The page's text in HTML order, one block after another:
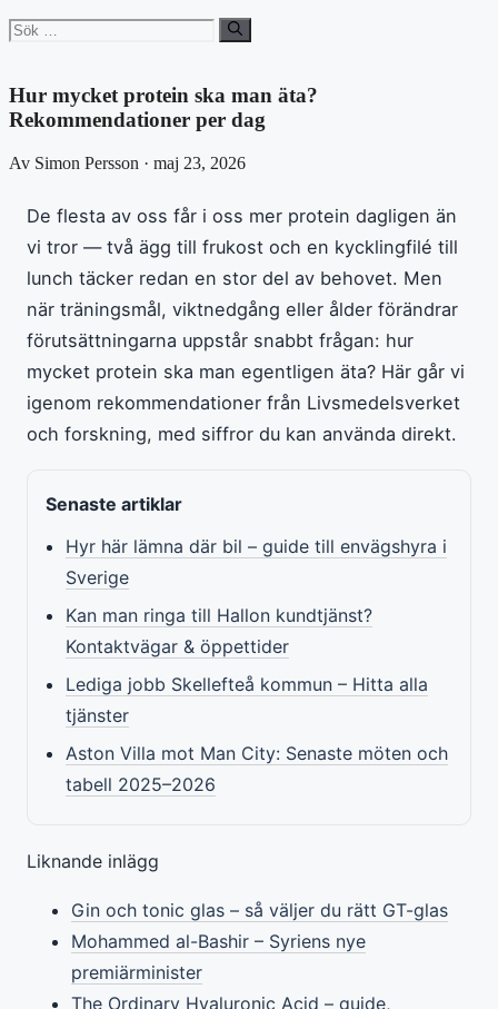
Sök
efter:
Hur mycket protein ska man äta?
Rekommendationer per dag
Av Simon Persson · maj 23, 2026
De flesta av oss får i oss mer protein dagligen än
vi tror — två ägg till frukost och en kycklingfilé till
lunch täcker redan en stor del av behovet. Men
när träningsmål, viktnedgång eller ålder förändrar
förutsättningarna uppstår snabbt frågan: hur
mycket protein ska man egentligen äta? Här går vi
igenom rekommendationer från Livsmedelsverket
och forskning, med siffror du kan använda direkt.
Senaste artiklar
Hyr här lämna där bil – guide till envägshyra i
Sverige
Kan man ringa till Hallon kundtjänst?
Kontaktvägar & öppettider
Lediga jobb Skellefteå kommun – Hitta alla
tjänster
Aston Villa mot Man City: Senaste möten och
tabell 2025–2026
Liknande inlägg
Gin och tonic glas – så väljer du rätt GT-glas
Mohammed al-Bashir – Syriens nye
premiärminister
The Ordinary Hyaluronic Acid – guide,